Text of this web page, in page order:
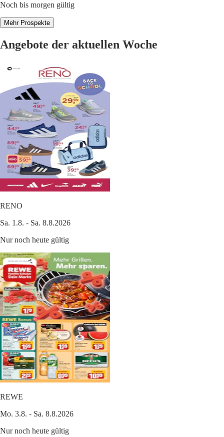
Noch bis morgen gültig
Mehr Prospekte
Angebote der aktuellen Woche
RENO
Sa. 1.8. - Sa. 8.8.2026
Nur noch heute gültig
REWE
Mo. 3.8. - Sa. 8.8.2026
Nur noch heute gültig